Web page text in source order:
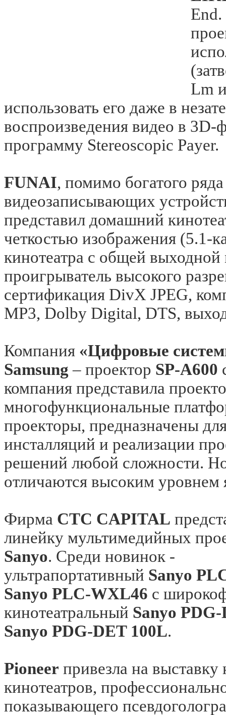
Lm
использовать его даже в
воспроизведения видео в 3D-
программу Stereoscopic Payer.
FUNAI, помимо богатого
видеозаписывающих
представил домашний
четкостью изображения (5.1-
кинотеатра с общей
проигрыватель высокого
сертификация DivX JPEG,
MP3, Dolby Digital, DTS,
Компания «Цифровые
Samsung – проектор SP-A600
компания представила
многофункциональные
проекторы, предназначены
инсталляций и реализации
решений любой сложности.
отличаются высоким уровнем
Фирма CTC CAPITAL
линейку мультимедийных
Sanyo. Среди новинок -
ультрапортативный Sanyo
Sanyo PLC-WXL46 c
кинотеатральный Sanyo
Sanyo PDG-DET 100L.
Pioneer привезла на
кинотеатров,
показывающего